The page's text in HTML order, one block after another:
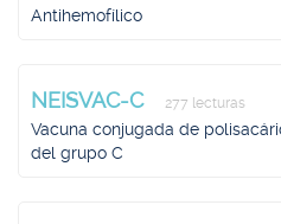
Antihemofílico
NEISVAC-C 277 lecturas
Vacuna conjugada de
del grupo C